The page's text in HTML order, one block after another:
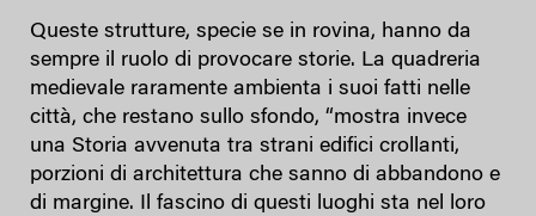
Queste strutture, specie se in rovina, hanno da
sempre il ruolo di provocare storie. La quadreria
medievale raramente ambienta i suoi fatti nelle
città, che restano sullo sfondo, “mostra invece
una Storia avvenuta tra strani edifici crollanti,
porzioni di architettura che sanno di abbandono e
di margine. Il fascino di questi luoghi sta nel loro